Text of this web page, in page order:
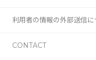
利用者の情報の外部送信に
CONTACT